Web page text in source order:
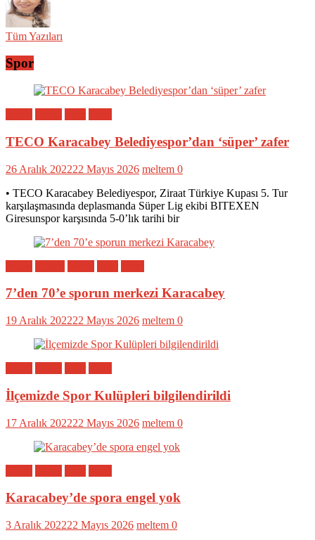
Tüm Yazıları
Spor
TECO Karacabey Belediyespor’dan ‘süper’ zafer
26 Aralık 202222 Mayıs 2026 meltem 0
• TECO Karacabey Belediyespor, Ziraat Türkiye Kupası 5. Tur
karşılaşmasında deplasmanda Süper Lig ekibi BITEXEN
Giresunspor karşısında 5-0’lık tarihi bir
7’den 70’e sporun merkezi Karacabey
19 Aralık 202222 Mayıs 2026 meltem 0
İlçemizde Spor Kulüpleri bilgilendirildi
17 Aralık 202222 Mayıs 2026 meltem 0
Karacabey’de spora engel yok
3 Aralık 202222 Mayıs 2026 meltem 0